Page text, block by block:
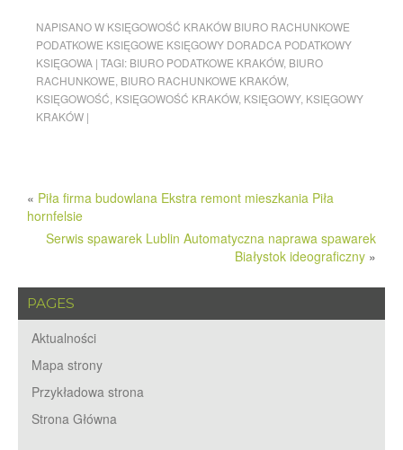
NAPISANO W KSIĘGOWOŚĆ KRAKÓW BIURO RACHUNKOWE
PODATKOWE KSIĘGOWE KSIĘGOWY DORADCA PODATKOWY
KSIĘGOWA | TAGI: BIURO PODATKOWE KRAKÓW, BIURO
RACHUNKOWE BIURO RACHUNKOWE KRAKÓW,
KSIĘGOWOŚĆ KSIĘGOWOŚĆ KRAKÓW, KSIĘGOWY, KSIĘGOWY
KRAKÓW |
« Piła firma budowlana Ekstra remont mieszkania Piła
hornfelsie
Serwis spawarek Lublin Automatyczna naprawa spawarek
Białystok ideograficzny »
PAGES
Aktualności
Mapa strony
Przykładowa strona
Strona Główna